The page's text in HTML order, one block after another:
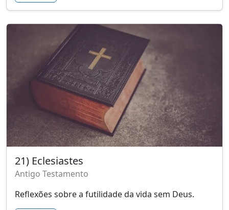
21) Eclesiastes
Antigo Testamento
Reflexões sobre a futilidade da vida sem Deus.